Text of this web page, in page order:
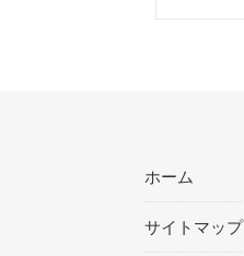
ホーム
サイトマップ